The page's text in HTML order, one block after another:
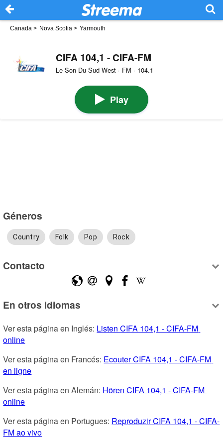
Canada > Nova Scotia > Yarmouth
CIFA 104,1 - CIFA-FM
Le Son Du Sud West · FM · 104.1
Play
Géneros
Country Folk Pop Rock
Contacto
En otros idiomas
Ver esta página en Inglés: Listen CIFA 104,1 - CIFA-FM
online
Ver esta página en Francés: Ecouter CIFA 104,1 - CIFA-FM
en ligne
Ver esta página en Alemán: Hören CIFA 104,1 - CIFA-FM
online
Ver esta página en Portugues: Reproduzir CIFA 104,1 - CIFA-
FM ao vivo